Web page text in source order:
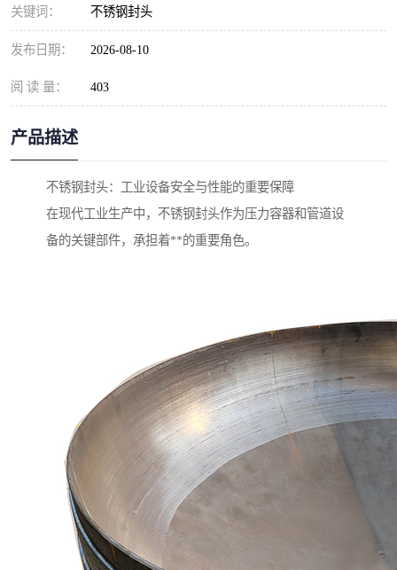
关键词： 不锈钢封头
发布日期： 2026-08-10
阅 读 量： 403
产品描述
不锈钢封头：工业设备安全与性能的重要保障
在现代工业生产中，不锈钢封头作为压力容器和管道设
备的关键部件，承担着**的重要角色。